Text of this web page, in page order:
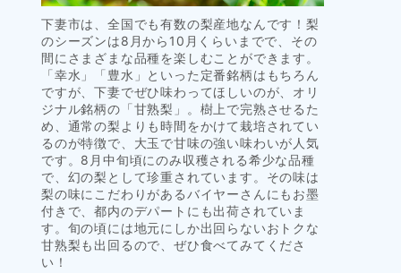
下妻市は、全国でも有数の梨産地なんです！梨
のシーズンは8月から10月くらいまでで、その
間にさまざまな品種を楽しむことができます。
「幸水」「豊水」といった定番銘柄はもちろん
ですが、下妻でぜひ味わってほしいのが、オリ
ジナル銘柄の「甘熟梨」。樹上で完熟させるた
め、通常の梨よりも時間をかけて栽培されてい
るのが特徴で、大玉で甘味の強い味わいが人気
です。8月中旬頃にのみ収穫される希少な品種
で、幻の梨として珍重されています。その味は
梨の味にこだわりがあるバイヤーさんにもお墨
付きで、都内のデパートにも出荷されていま
す。旬の頃には地元にしか出回らないおトクな
甘熟梨も出回るので、ぜひ食べてみてくださ
い！